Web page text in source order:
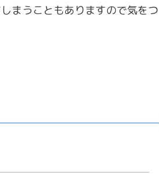
まうこともありますので気をつ